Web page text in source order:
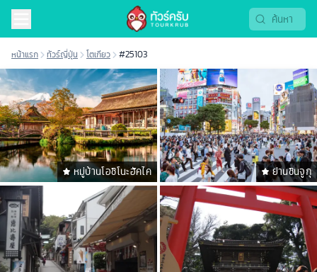
หน้าแรก ทัวร์ญี่ปุ่น โตเกียว #25103
หมู่บ้านโอชิโนะฮัคไค ย่านชินจูกุ